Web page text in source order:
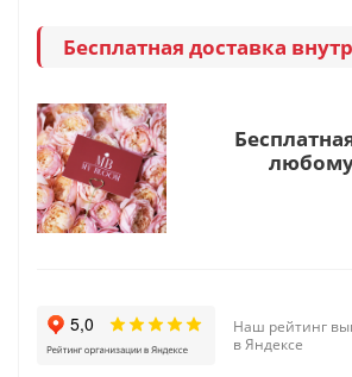
Бесплатная доставка
любому
Наш рейтинг
в Яндексе